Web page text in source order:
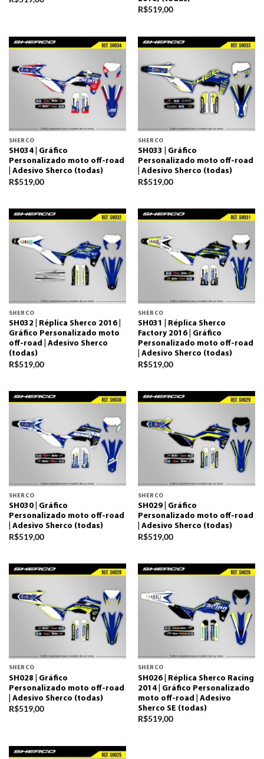
R$519,00
SHERCO
SH034 | Gráfico
Personalizado moto off-road
| Adesivo Sherco (todas)
R$519,00
SHERCO
SH033 | Gráfico
Personalizado moto off-road
| Adesivo Sherco (todas)
R$519,00
SHERCO
SH032 | Réplica Sherco 2016 |
Gráfico Personalizado moto
off-road | Adesivo Sherco
(todas)
R$519,00
SHERCO
SH031 | Réplica Sherco
Factory 2016 | Gráfico
Personalizado moto off-road
| Adesivo Sherco (todas)
R$519,00
SHERCO
SH030 | Gráfico
Personalizado moto off-road
| Adesivo Sherco (todas)
R$519,00
SHERCO
SH029 | Gráfico
Personalizado moto off-road
| Adesivo Sherco (todas)
R$519,00
SHERCO
SH028 | Gráfico
Personalizado moto off-road
| Adesivo Sherco (todas)
R$519,00
SHERCO
SH026 | Réplica Sherco Racing
2014 | Gráfico Personalizado
moto off-road | Adesivo
Sherco SE (todas)
R$519,00